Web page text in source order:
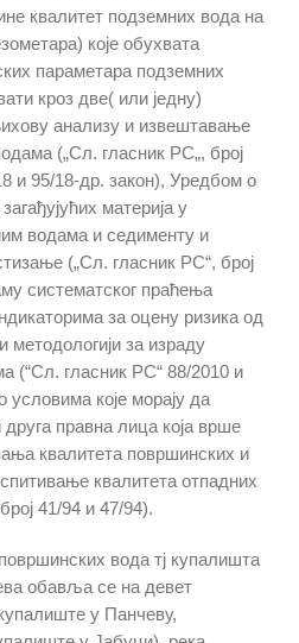
квалитет подземних вода на
које обухвата
параметара подземних
кроз две( или једну)
анализу и извештавање
(„Сл. гласник РС„, број
и 95/18-др. закон), Уредбом о
материја у
водама и седименту и
(„Сл. гласник РС“, број
систематског праћења
за оцену ризика од
за израду
(“Сл. гласник РС“ 88/2010 и
условима које морају да
друга правна лица која врше
квалитета површинских и
квалитета отпадних
број 41/94 и 47/94).
вода тј купалишта
обавља се на девет
у Панчеву,